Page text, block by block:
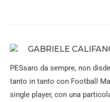
GABRIELE
PESsaro da sempre, non
tanto in tanto con Football
single player, con una